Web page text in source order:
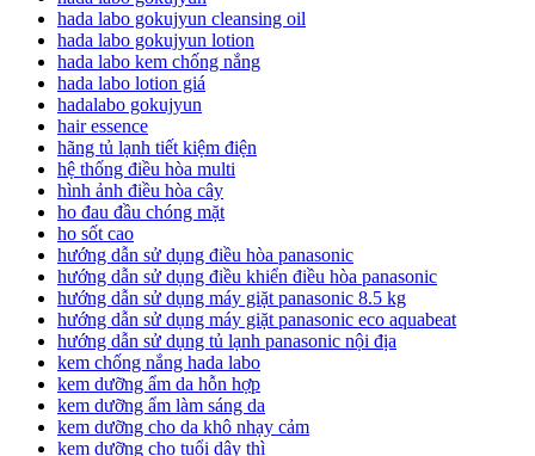
hada labo gokujyun cleansing oil
hada labo gokujyun lotion
hada labo kem chống nắng
hada labo lotion giá
hadalabo gokujyun
hair essence
hãng tủ lạnh tiết kiệm điện
hệ thống điều hòa multi
hình ảnh điều hòa cây
ho đau đầu chóng mặt
ho sốt cao
hướng dẫn sử dụng điều hòa panasonic
hướng dẫn sử dụng điều khiển điều hòa panasonic
hướng dẫn sử dụng máy giặt panasonic 8.5 kg
hướng dẫn sử dụng máy giặt panasonic eco aquabeat
hướng dẫn sử dụng tủ lạnh panasonic nội địa
kem chống nắng hada labo
kem dưỡng ẩm da hỗn hợp
kem dưỡng ẩm làm sáng da
kem dưỡng cho da khô nhạy cảm
kem dưỡng cho tuổi dậy thì